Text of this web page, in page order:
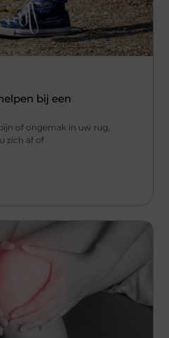
bij een
of ongemak in uw rug,
zich af of